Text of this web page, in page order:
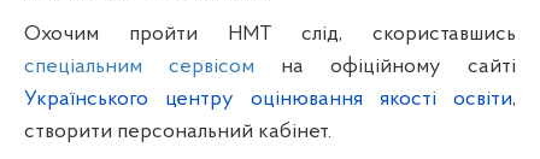
Охочим пройти НМТ слід, скориставшись
спеціальним сервісом на офіційному сайті
Українського центру оцінювання якості освіти,
створити персональний кабінет.